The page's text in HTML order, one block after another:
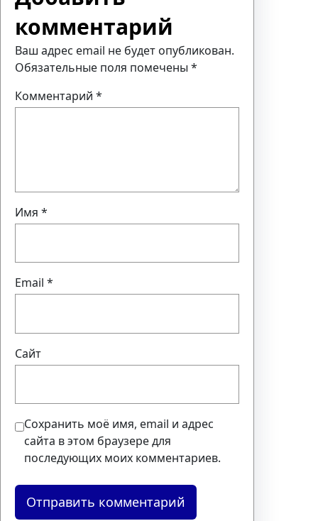
комментарий
Ваш адрес email не будет опубликован.
Обязательные поля помечены *
Комментарий *
Имя *
Email *
Сайт
Сохранить моё имя, email и адрес
сайта в этом браузере для
последующих моих комментариев.